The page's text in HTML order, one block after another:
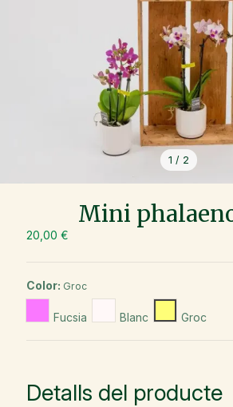
1 / 2
Mini
20,00 €
Color: Groc
Fucsia Blanc Groc
Detalls del producte